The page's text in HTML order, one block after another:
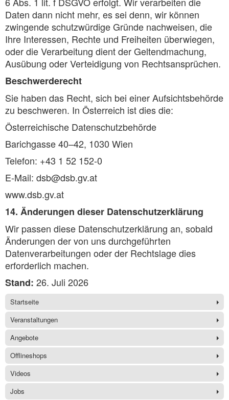
Daten dann nicht mehr, es sei denn, wir können
zwingende schutzwürdige Gründe nachweisen, die
Ihre Interessen, Rechte und Freiheiten überwiegen,
oder die Verarbeitung dient der Geltendmachung,
Ausübung oder Verteidigung von Rechtsansprüchen.
Beschwerderecht
Sie haben das Recht, sich bei einer Aufsichtsbehörde
zu beschweren. In Österreich ist dies die:
Österreichische Datenschutzbehörde
Barichgasse 40–42, 1030 Wien
Telefon: +43 1 52 152-0
E-Mail: dsb@dsb.gv.at
www.dsb.gv.at
14. Änderungen dieser Datenschutzerklärung
Wir passen diese Datenschutzerklärung an, sobald
Änderungen der von uns durchgeführten
Datenverarbeitungen oder der Rechtslage dies
erforderlich machen.
Stand: 26. Juli 2026
Startseite
Veranstaltungen
Angebote
Offlineshops
Videos
Jobs